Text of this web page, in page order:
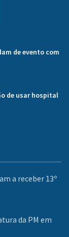
de evento com
de usar hospital
a receber 13º
da PM em